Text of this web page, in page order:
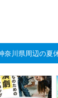
奈川県周辺の夏